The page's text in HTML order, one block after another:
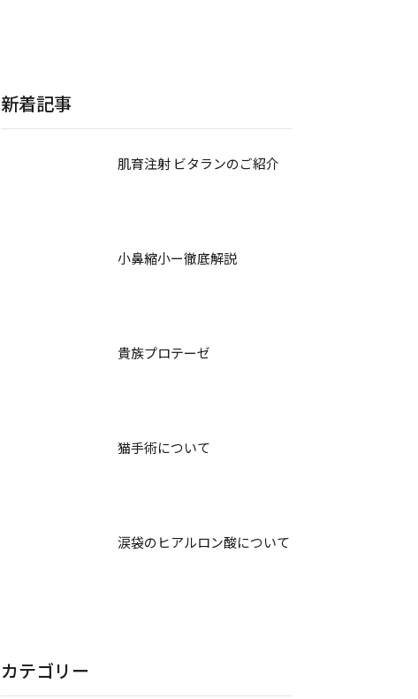
新着記事
肌育注射 ビタランのご紹介
小鼻縮小ー徹底解説
貴族プロテーゼ
猫手術について
涙袋のヒアルロン酸について
カテゴリー